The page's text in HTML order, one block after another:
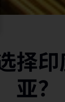
择
亚？